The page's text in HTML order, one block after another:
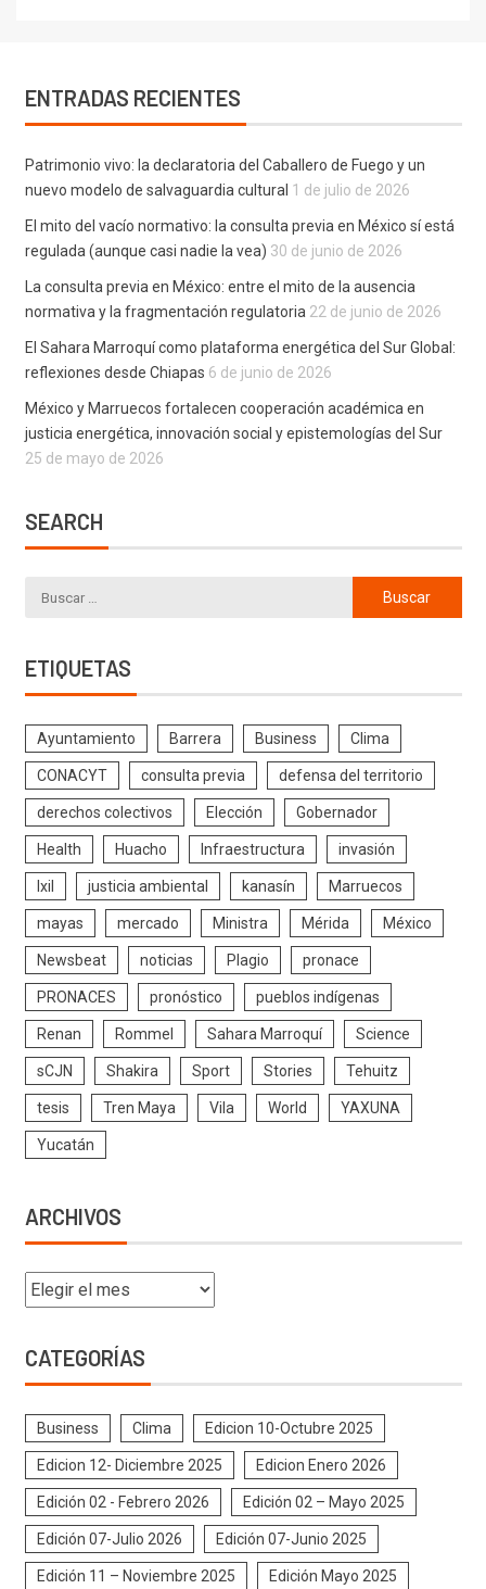
ENTRADAS RECIENTES
Patrimonio vivo: la declaratoria del Caballero de Fuego y un
nuevo modelo de salvaguardia cultural 1 de julio de 2026
El mito del vacío normativo: la consulta previa en México sí está
regulada (aunque casi nadie la vea) 30 de junio de 2026
La consulta previa en México: entre el mito de la ausencia
normativa y la fragmentación regulatoria 22 de junio de 2026
El Sahara Marroquí como plataforma energética del Sur Global:
reflexiones desde Chiapas 6 de junio de 2026
México y Marruecos fortalecen cooperación académica en
justicia energética, innovación social y epistemologías del Sur
25 de mayo de 2026
SEARCH
ETIQUETAS
Ayuntamiento Barrera Business Clima
CONACYT consulta previa defensa del territorio
derechos colectivos Elección Gobernador
Health Huacho Infraestructura invasión
Ixil justicia ambiental kanasín Marruecos
mayas mercado Ministra Mérida México
Newsbeat noticias Plagio pronace
PRONACES pronóstico pueblos indígenas
Renan Rommel Sahara Marroquí Science
sCJN Shakira Sport Stories Tehuitz
tesis Tren Maya Vila World YAXUNA
Yucatán
ARCHIVOS
CATEGORÍAS
Business Clima Edicion 10-Octubre 2025
Edicion 12- Diciembre 2025 Edicion Enero 2026
Edición 02 - Febrero 2026 Edición 02 – Mayo 2025
Edición 07-Julio 2026 Edición 07-Junio 2025
Edición 11 – Noviembre 2025 Edición Mayo 2025